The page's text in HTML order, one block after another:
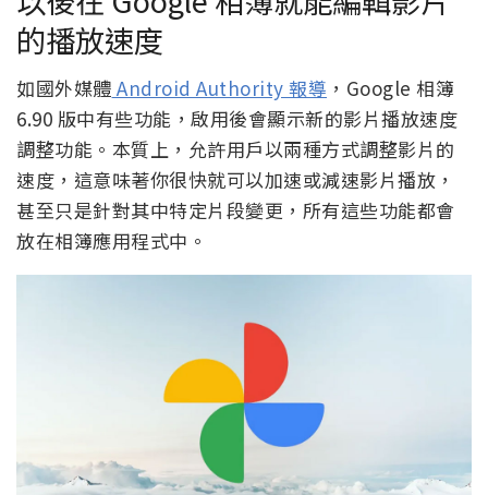
的播放速度
如國外媒體 Android Authority 報導 ，Google 相簿
6.90 版中有些功能，啟用後會顯示新的影片播放速度
調整功能。本質上，允許用戶以兩種方式調整影片的
速度，這意味著你很快就可以加速或減速影片播放，
甚至只是針對其中特定片段變更，所有這些功能都會
放在相簿應用程式中。